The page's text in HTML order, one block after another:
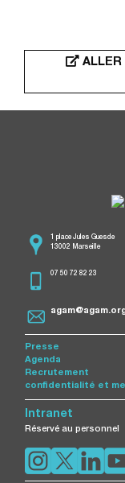
ALLER
1 place Jules Guesde
13002 Marseille
07 50 72 82 23
Presse
Agenda
Recrutement
confidentialité et
Intranet
Réservé au personnel